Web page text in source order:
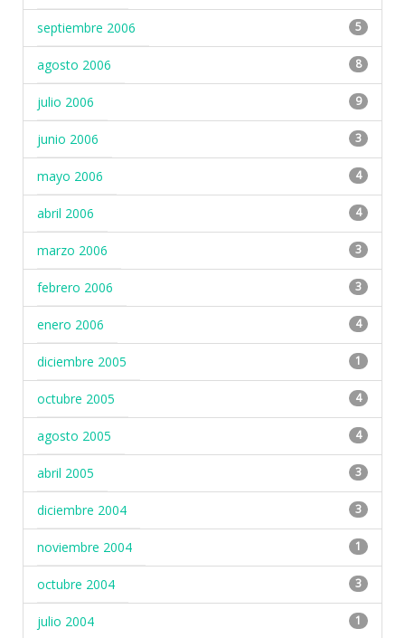
septiembre 2006 5
agosto 2006 8
julio 2006 9
junio 2006 3
mayo 2006 4
abril 2006 4
marzo 2006 3
febrero 2006 3
enero 2006 4
diciembre 2005 1
octubre 2005 4
agosto 2005 4
abril 2005 3
diciembre 2004 3
noviembre 2004 1
octubre 2004 3
julio 2004 1